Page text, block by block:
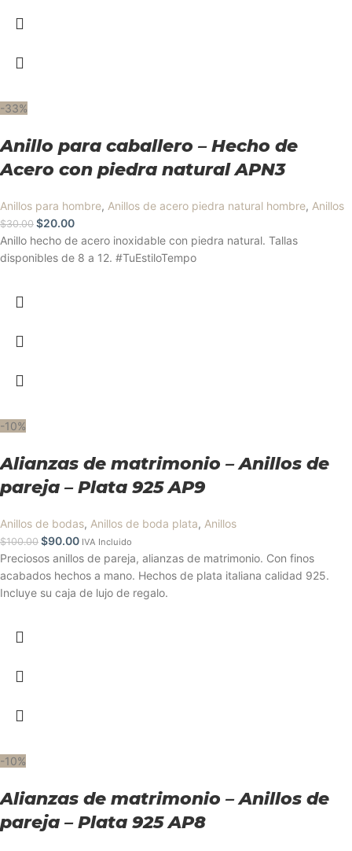
-33%
Anillo para caballero – Hecho de
Acero con piedra natural APN3
Anillos para hombre, Anillos de acero piedra natural hombre, Anillos
$30.00 $20.00
Anillo hecho de acero inoxidable con piedra natural. Tallas
disponibles de 8 a 12. #TuEstiloTempo
-10%
Alianzas de matrimonio – Anillos de
pareja – Plata 925 AP9
Anillos de bodas, Anillos de boda plata, Anillos
$100.00 $90.00 IVA Incluido
Preciosos anillos de pareja, alianzas de matrimonio. Con finos
acabados hechos a mano. Hechos de plata italiana calidad 925.
Incluye su caja de lujo de regalo.
-10%
Alianzas de matrimonio – Anillos de
pareja – Plata 925 AP8